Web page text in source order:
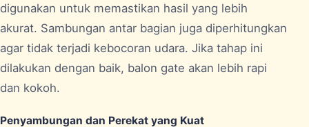
digunakan untuk memastikan hasil yang lebih
akurat. Sambungan antar bagian juga diperhitungkan
agar tidak terjadi kebocoran udara. Jika tahap ini
dilakukan dengan baik, balon gate akan lebih rapi
dan kokoh.
Penyambungan dan Perekat yang Kuat